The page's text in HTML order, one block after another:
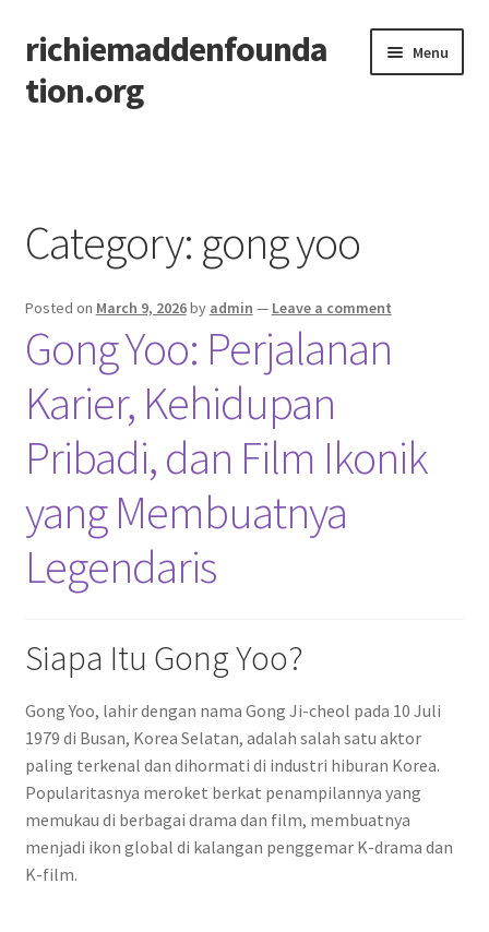
Skip
to
navigation
Skip
to
content
richiemaddenfounda
tion.org
Menu
Category: gong yoo
Posted on March 9, 2026by admin — Leave a comment
Gong Yoo: Perjalanan
Karier, Kehidupan
Pribadi, dan Film Ikonik
yang Membuatnya
Legendaris
Siapa Itu Gong Yoo?
Gong Yoo, lahir dengan nama Gong Ji-cheol pada 10 Juli
1979 di Busan, Korea Selatan, adalah salah satu aktor
paling terkenal dan dihormati di industri hiburan Korea.
Popularitasnya meroket berkat penampilannya yang
memukau di berbagai drama dan film, membuatnya
menjadi ikon global di kalangan penggemar K-drama dan
K-film.